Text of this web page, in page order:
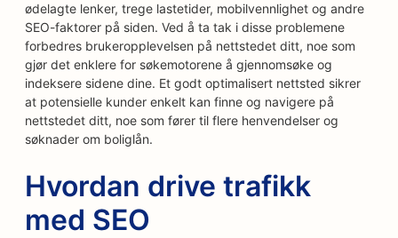
ødelagte lenker, trege lastetider, mobilvennlighet og andre
SEO-faktorer på siden. Ved å ta tak i disse problemene
forbedres brukeropplevelsen på nettstedet ditt, noe som
gjør det enklere for søkemotorene å gjennomsøke og
indeksere sidene dine. Et godt optimalisert nettsted sikrer
at potensielle kunder enkelt kan finne og navigere på
nettstedet ditt, noe som fører til flere henvendelser og
søknader om boliglån.
Hvordan drive trafikk
med SEO